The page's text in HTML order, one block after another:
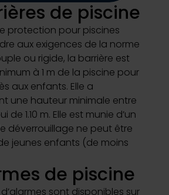
de piscine
protection pour piscines
aux exigences de la norme
ou rigide, la barrière est
à 1 m de la piscine pour
aux enfants. Elle a
une hauteur minimale entre
de 1.10 m. Elle est munie d’un
déverrouillage ne peut être
jeunes enfants (de moins
de piscine
sont disponibles sur